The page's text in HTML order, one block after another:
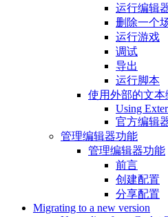
运行编辑
删除一个
运行游戏
调试
导出
运行脚本
使用外部的文本
Using
官方编辑
管理编辑器功能
管理编辑器功能
前言
创建配置
分享配置
Migrating to a new version